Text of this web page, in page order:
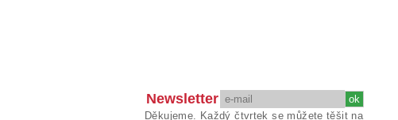
Newsletter
Děkujeme. Každý čtvrtek se můžete těšit na